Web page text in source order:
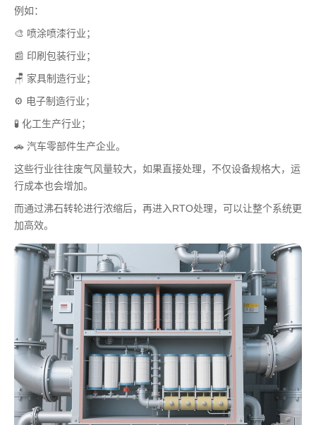
例如：
🎨 喷涂喷漆行业；
📰 印刷包装行业；
🪑 家具制造行业；
⚙️ 电子制造行业；
🧪 化工生产行业；
🚗 汽车零部件生产企业。
这些行业往往废气风量较大，如果直接处理，不仅设备规格大，运
行成本也会增加。
而通过沸石转轮进行浓缩后，再进入RTO处理，可以让整个系统更
加高效。